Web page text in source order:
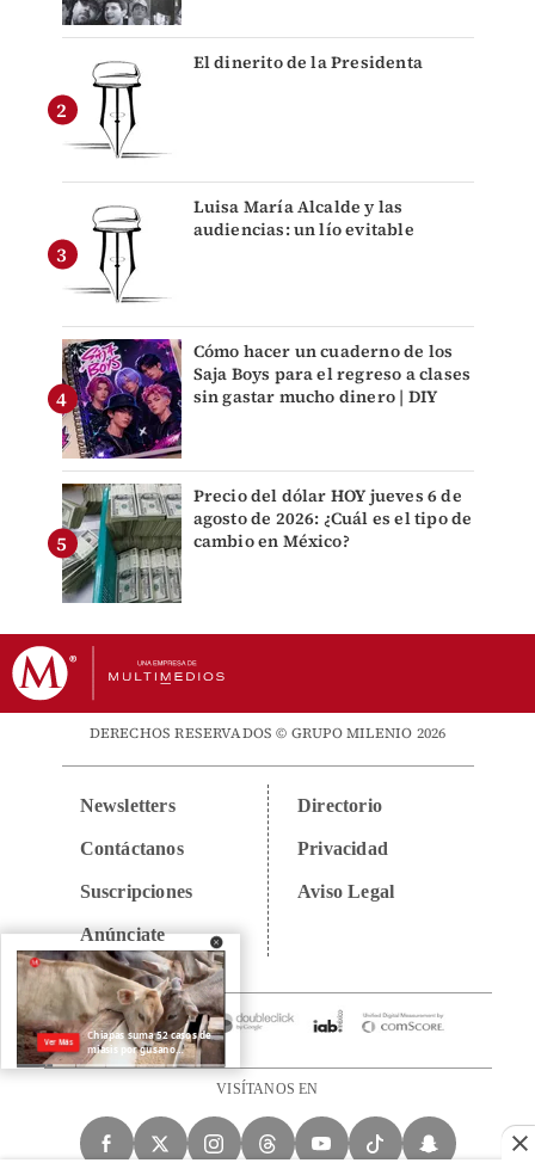
El dinerito de la Presidenta
Luisa María Alcalde y las
audiencias: un lío evitable
Cómo hacer un cuaderno de los
Saja Boys para el regreso a clases
sin gastar mucho dinero | DIY
Precio del dólar HOY jueves 6 de
agosto de 2026: ¿Cuál es el tipo de
cambio en México?
DERECHOS RESERVADOS © GRUPO MILENIO 2026
Newsletters
Contáctanos
Suscripciones
Anúnciate
Directorio
Privacidad
Aviso Legal
VISÍTANOS EN